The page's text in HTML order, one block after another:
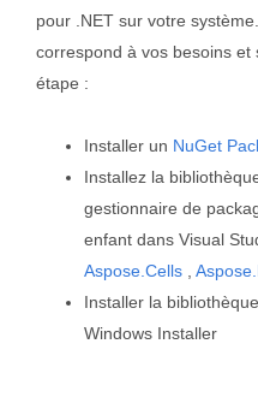
pour .NET sur votre
correspond à vos besoins
étape :
Installer un NuGet
Installez la
gestionnaire de
enfant dans Visual
Aspose.Cells
Installer la
Windows Installer